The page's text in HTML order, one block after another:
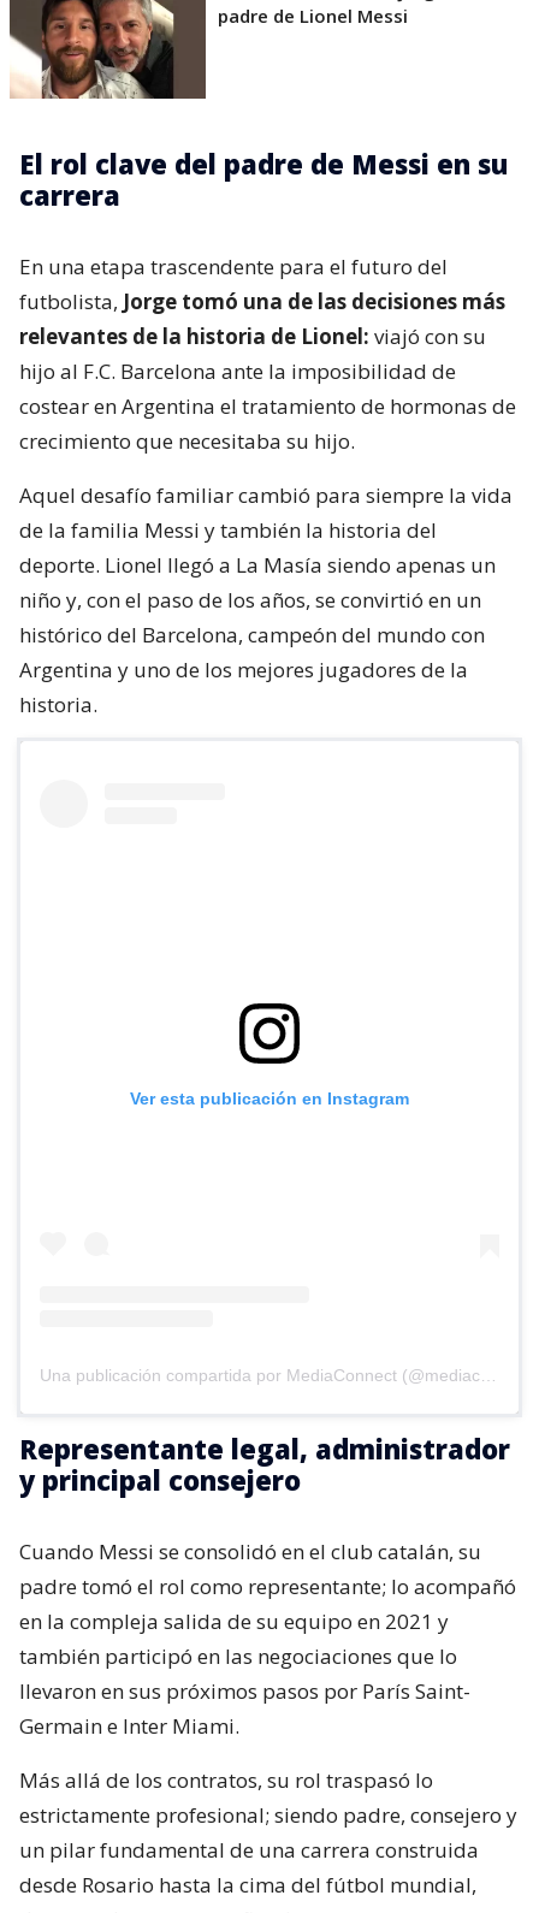
padre de Lionel Messi
El rol clave del padre de Messi en su
carrera
En una etapa trascendente para el futuro del
futbolista, Jorge tomó una de las decisiones más
relevantes de la historia de Lionel: viajó con su
hijo al F.C. Barcelona ante la imposibilidad de
costear en Argentina el tratamiento de hormonas de
crecimiento que necesitaba su hijo.
Aquel desafío familiar cambió para siempre la vida
de la familia Messi y también la historia del
deporte. Lionel llegó a La Masía siendo apenas un
niño y, con el paso de los años, se convirtió en un
histórico del Barcelona, campeón del mundo con
Argentina y uno de los mejores jugadores de la
historia.
Ver esta publicación en Instagram
Representante legal, administrador
y principal consejero
Cuando Messi se consolidó en el club catalán, su
padre tomó el rol como representante; lo acompañó
en la compleja salida de su equipo en 2021 y
también participó en las negociaciones que lo
llevaron en sus próximos pasos por París Saint-
Germain e Inter Miami.
Más allá de los contratos, su rol traspasó lo
estrictamente profesional; siendo padre, consejero y
un pilar fundamental de una carrera construida
desde Rosario hasta la cima del fútbol mundial,